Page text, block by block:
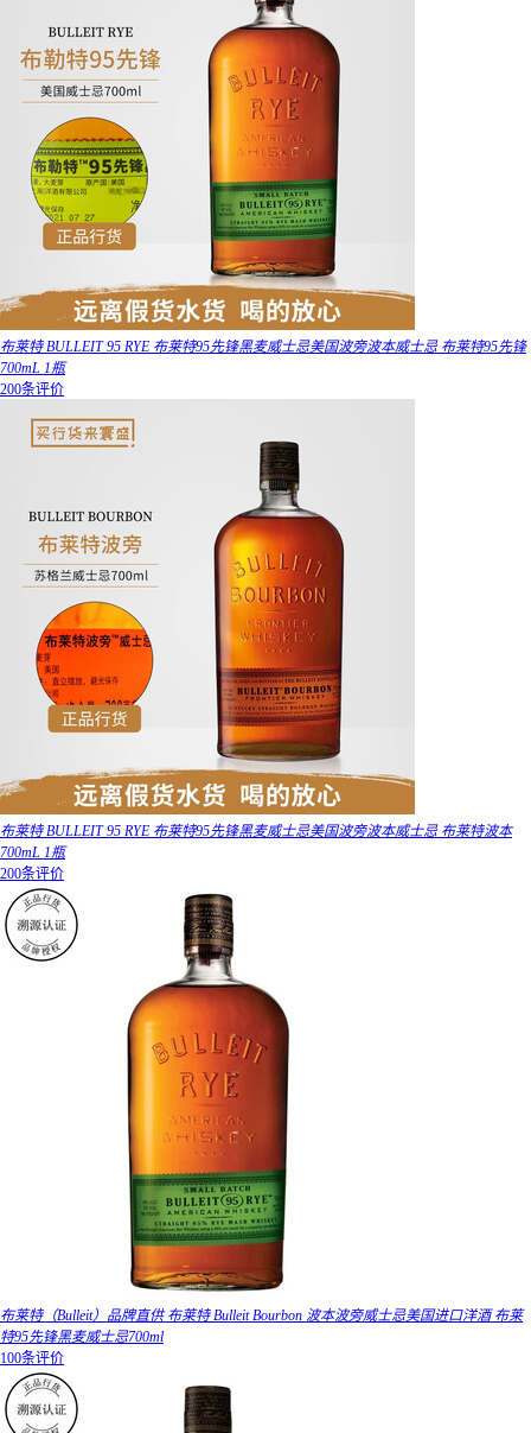
布莱特 BULLEIT 95 RYE 布莱特95先锋黑麦威士忌美国波旁波本威士忌 布莱特95先锋
700mL 1瓶
200条评价
布莱特 BULLEIT 95 RYE 布莱特95先锋黑麦威士忌美国波旁波本威士忌 布莱特波本
700mL 1瓶
200条评价
布莱特（Bulleit）品牌直供 布莱特 Bulleit Bourbon 波本波旁威士忌美国进口洋酒 布莱
特95先锋黑麦威士忌700ml
100条评价